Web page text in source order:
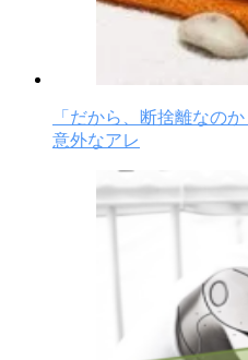
「だから、断捨離なの
意外なアレ